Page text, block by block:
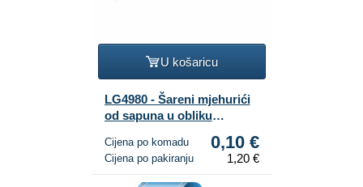
U košaricu
LG4980 - Šareni mjehurići
od sapuna u obliku
Cijena po komadu 0,10 €
Cijena po pakiranju 1,20 €